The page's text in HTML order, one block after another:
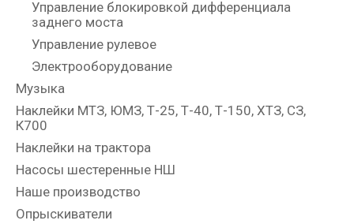
Управление блокировкой дифференциала
заднего моста
Управление рулевое
Электрооборудование
Музыка
Наклейки МТЗ, ЮМЗ, Т-25, Т-40, Т-150, ХТЗ, СЗ,
К700
Наклейки на трактора
Насосы шестеренные НШ
Наше производство
Опрыскиватели